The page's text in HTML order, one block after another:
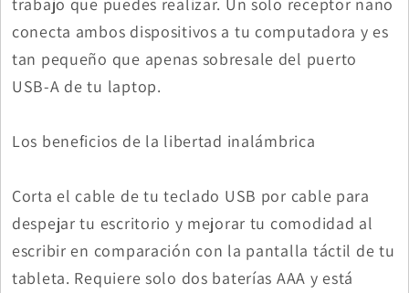
conecta ambos dispositivos a tu computadora y es
tan pequeño que apenas sobresale del puerto
USB-A de tu laptop.
Los beneficios de la libertad inalámbrica
Corta el cable de tu teclado USB por cable para
despejar tu escritorio y mejorar tu comodidad al
escribir en comparación con la pantalla táctil de tu
tableta. Requiere solo dos baterías AAA y está